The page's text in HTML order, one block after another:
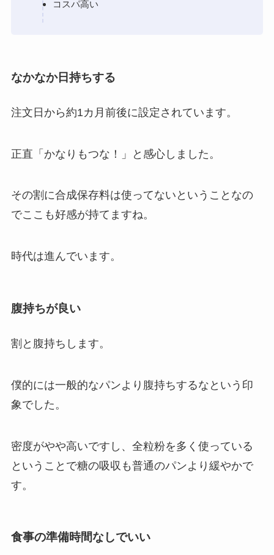
コスパ高い
なかなか日持ちする
注文日から約1カ月前後に設定されています。
正直「かなりもつな！」と感心しました。
その割に合成保存料は使ってないということなの
でここも好感が持てますね。
時代は進んでいます。
腹持ちが良い
割と腹持ちします。
僕的には一般的なパンより腹持ちするなという印
象でした。
密度がやや高いですし、全粒粉を多く使っている
ということで糖の吸収も普通のパンより緩やかで
す。
食事の準備時間なしでいい